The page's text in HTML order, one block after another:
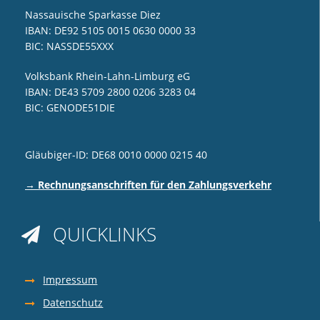
Nassauische Sparkasse Diez
IBAN: DE92 5105 0015 0630 0000 33
BIC: NASSDE55XXX
Volksbank Rhein-Lahn-Limburg eG
IBAN: DE43 5709 2800 0206 3283 04
BIC: GENODE51DIE
Gläubiger-ID: DE68 0010 0000 0215 40
→ Rechnungsanschriften für den Zahlungsverkehr
 QUICKLINKS
Impressum
Datenschutz